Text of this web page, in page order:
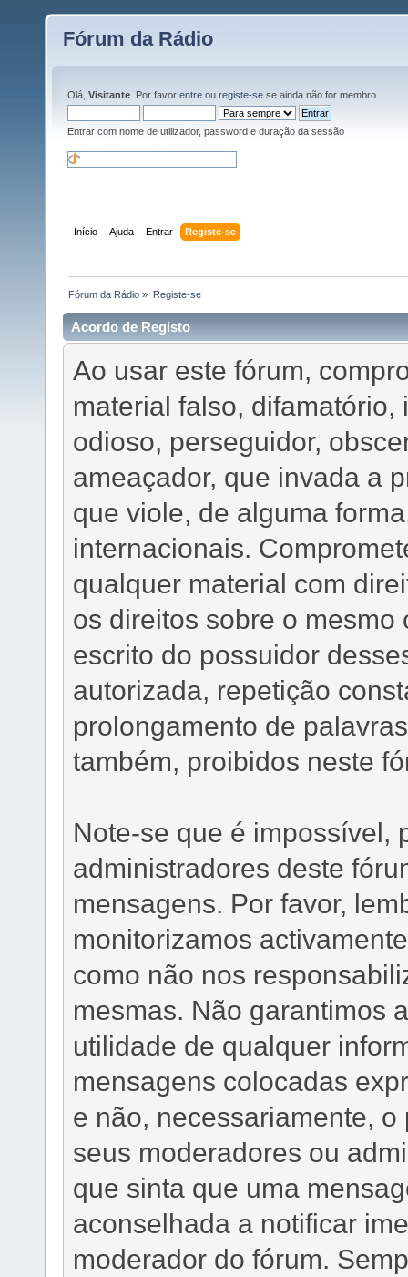
Fórum da Rádio
Olá, Visitante . Por favor entre ou registe-se se ainda não for membro.
Entrar com nome de utilizador, password e duração da sessão
Início Ajuda Entrar Registe-se
Fórum da Rádio » Registe-se
Acordo de Registo
Ao usar este fórum,
material falso,
odioso, perseguidor,
ameaçador, que invada a
que viole, de alguma
internacionais.
qualquer material com
os direitos sobre o
escrito do possuidor
autorizada, repetição
prolongamento de
também, proibidos neste
Note-se que é impossível,
administradores deste
mensagens. Por favor,
monitorizamos
como não nos
mesmas. Não garantimos
utilidade de qualquer
mensagens colocadas
e não, necessariamente,
seus moderadores ou
que sinta que uma
aconselhada a notificar
moderador do fórum.